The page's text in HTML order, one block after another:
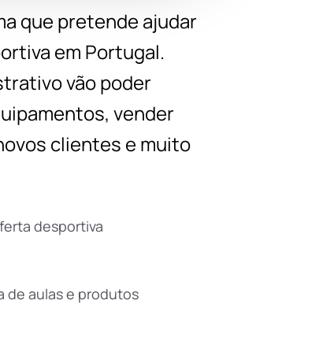
que pretende ajudar
em Portugal.
vão poder
vender
clientes e muito
desportiva
de aulas e produtos